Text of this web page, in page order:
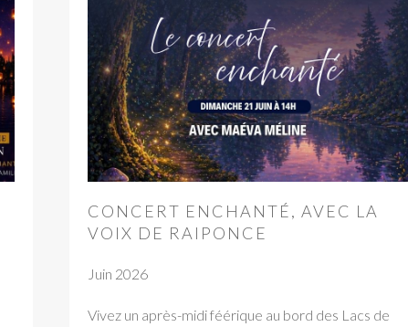
CONCERT ENCHANTÉ, AVEC LA
VOIX DE RAIPONCE
Juin 2026
Vivez un après-midi féérique au bord des Lacs de